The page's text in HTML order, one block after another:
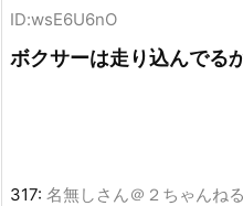
ID:wsE6U6nO
ボクサーは走り込んでる
317: 名無しさん＠２ちゃんねる